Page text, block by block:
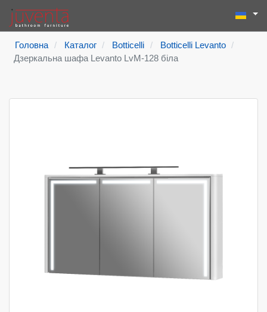
Пошук
Type 2 or
Головна Каталог Botticelli
Botticelli Levanto
Дзеркальна шафа Levanto LvM-128 біла